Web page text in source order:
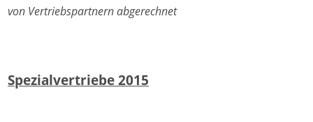
von Vertriebspartnern abgerechnet
Spezialvertriebe 2015